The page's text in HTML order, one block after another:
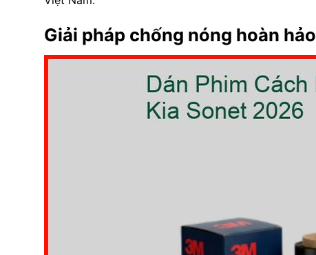
Giải pháp chống nóng hoàn